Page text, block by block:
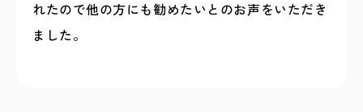
れたので他の方にも勧めたいとのお声をいただき
ました。